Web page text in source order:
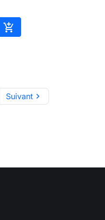

Ajouter au panier
Suivant